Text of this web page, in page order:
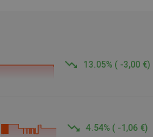
13.05% ( -3,00 €)
4.54% ( -1,06 €)